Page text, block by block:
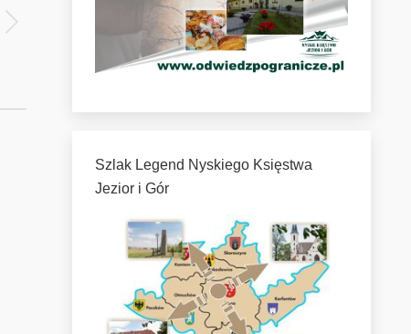
Szlak Legend Nyskiego Księstwa
Jezior i Gór